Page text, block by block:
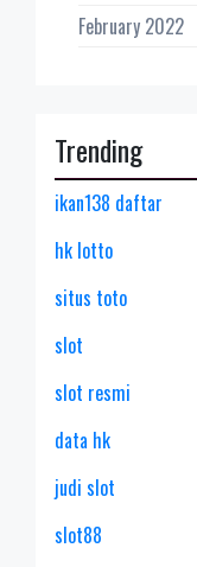
February 2022
Trending
ikan138 daftar
hk lotto
situs toto
slot
slot resmi
data hk
judi slot
slot88